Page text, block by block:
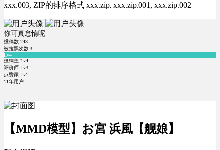
xxx.003, ZIP的排序格式 xxx.zip, xxx.zip.001, xxx.zip.002
你可真怠惰呢
投稿数 243
被拉黑次数 3
Lv4
投稿主 Lv4
评价师 Lv3
点赞家 Lv1
11年用户
【MMD模型】お宮 浜風【舰娘】